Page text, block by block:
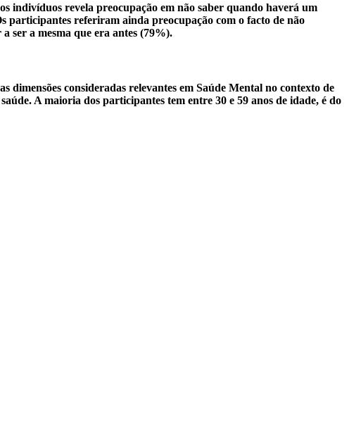
indivíduos revela preocupação em não saber quando haverá um
participantes referiram ainda preocupação com o facto de não
ser a mesma que era antes (79%).
consideradas relevantes em Saúde Mental no contexto de
A maioria dos participantes tem entre 30 e 59 anos de idade, é do